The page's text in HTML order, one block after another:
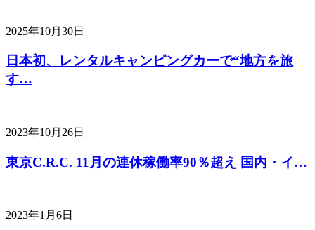
2025年10月30日
日本初、レンタルキャンピングカーで“地方を旅
す…
2023年10月26日
東京C.R.C. 11月の連休稼働率90％超え 国内・イ…
2023年1月6日